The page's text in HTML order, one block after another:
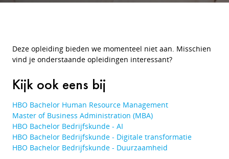
Deze opleiding bieden we momenteel niet aan. Misschien
vind je onderstaande opleidingen interessant?
Kijk ook eens bij
HBO Bachelor Human Resource Management
Master of Business Administration (MBA)
HBO Bachelor Bedrijfskunde - AI
HBO Bachelor Bedrijfskunde - Digitale transformatie
HBO Bachelor Bedrijfskunde - Duurzaamheid